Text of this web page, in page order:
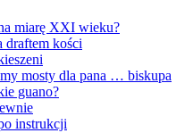
miarę XXI wieku?
draftem kości
mosty dla pana … biskupa
guano?
instrukcji